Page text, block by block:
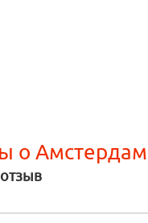
о Амстердам